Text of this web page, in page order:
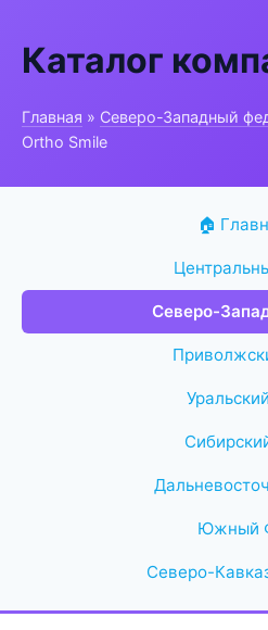
Каталог
Главная » Северо-Западный
Ortho Smile
🏠
Северо-
Южный
Северо-